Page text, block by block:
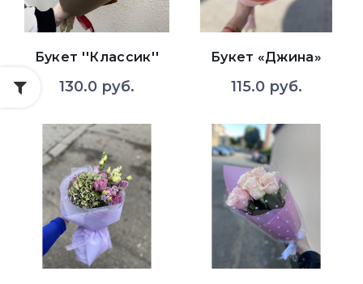
Букет ''Классик''
130.0 руб.
Букет «Джина»
115.0 руб.